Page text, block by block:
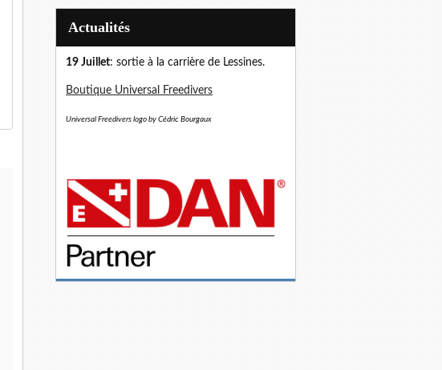
Actualités
19 Juillet: sortie à la carrière de Lessines.
Boutique Universal Freedivers
Universal Freedivers logo by Cédric Bourgaux